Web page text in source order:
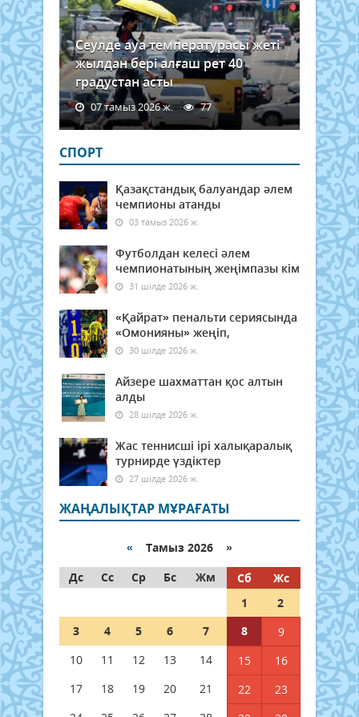
Сеулде ауа температурасы жеті
жылдан бері алғаш рет 40
градустан асты
07 тамыз 2026 ж. 77
СПОРТ
Қазақстандық балуандар әлем
чемпионы атанды
03 тамыз 2026 ж.
Футболдан келесі әлем
чемпионатының жеңімпазы кім
31 шілде 2026 ж.
«Қайрат» пенальти сериясында
«Омонияны» жеңіп,
30 шілде 2026 ж.
Айзере шахматтан қос алтын
алды
28 шілде 2026 ж.
Жас теннисші ірі халықаралық
турнирде үздіктер
27 шілде 2026 ж.
ЖАҢАЛЫҚТАР МҰРАҒАТЫ
« Тамыз 2026 »
Дс
Сс Ср Бс Жм Сб
Жс
1
2
3
4 5 6 7 8
9
10
11 12 13 14 15
16
17
18 19 20 21 22
23